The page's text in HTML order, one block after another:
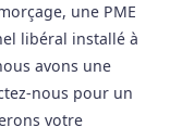
une PME
libéral installé à
avons une
nous pour un
votre